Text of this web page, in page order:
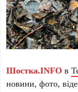
Шостка.INFO в
новини, фото,